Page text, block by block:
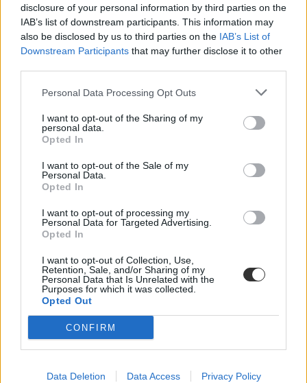
disclosure of your personal information by third parties on the
IAB’s list of downstream participants. This information may
also be disclosed by us to third parties on the IAB’s List of
Downstream Participants that may further disclose it to other
Personal Data Processing Opt Outs
I want to opt-out of the Sharing of my
personal data.
Opted In
I want to opt-out of the Sale of my
Personal Data.
Opted In
I want to opt-out of processing my
Personal Data for Targeted Advertising.
Opted In
I want to opt-out of Collection, Use,
Retention, Sale, and/or Sharing of my
Personal Data that Is Unrelated with the
Purposes for which it was collected.
Opted Out
CONFIRM
Data Deletion Data Access Privacy Policy
oktatásban
Gyermekközpontú szemléletet, gyors intézkedéseket és három
hónapos akciótervet ígér Lannert Judit, a leendő oktatási miniszter
frissen létrehozott Facebook-oldalán megosztott első bejegyzésében.
oktatási bizottság
országgyűlés
oktatáspolitika
kincse csongor